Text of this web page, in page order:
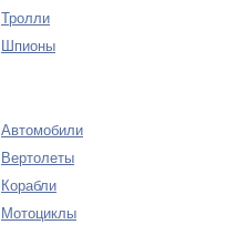
Тролли
Шпионы
Автомобили
Вертолеты
Корабли
Мотоциклы